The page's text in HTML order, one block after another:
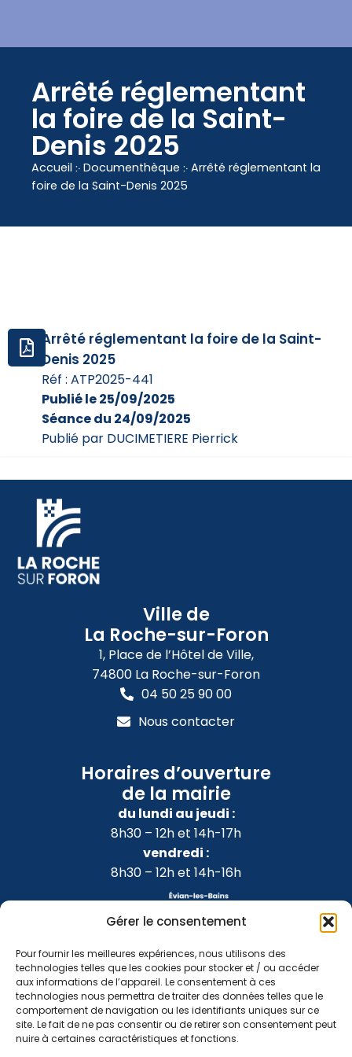
Gérer le consentement
Pour fournir les meilleures expériences, nous utilisons des
technologies telles que les cookies pour stocker et / ou accéder
aux informations de l’appareil. Le consentement à ces
technologies nous permettra de traiter des données telles que le
comportement de navigation ou les identifiants uniques sur ce
site. Le fait de ne pas consentir ou de retirer son consentement peut
nuire à certaines caractéristiques et fonctions.
Arrêté réglementant
la foire de la Saint-
Denis 2025
Accueil ჻ Documenthèque ჻ Arrêté réglementant la
foire de la Saint-Denis 2025
Arrêté réglementant la foire de la Saint-
Denis 2025
Réf : ATP2025-441
Publié le 25/09/2025
Séance du 24/09/2025
Publié par DUCIMETIERE Pierrick
Ville de
La Roche-sur-Foron
1, Place de l’Hôtel de Ville,
74800 La Roche-sur-Foron
04 50 25 90 00
Nous contacter
Horaires d’ouverture
de la mairie
du lundi au jeudi :
8h30 – 12h et 14h-17h
vendredi :
8h30 – 12h et 14h-16h